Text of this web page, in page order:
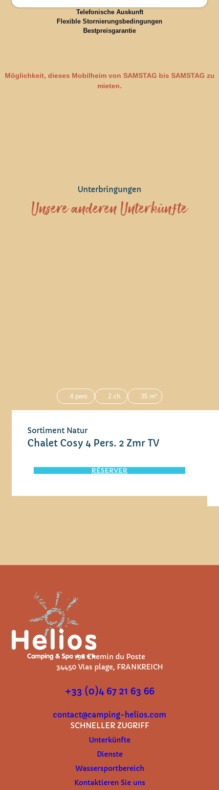
Telefonische Auskunft
Flexible Stornierungsbedingungen
Bestpreisgarantie
Möglichkeit, dieses Mobilheim von SAMSTAG bis SAMSTAG zu
mieten.
Unterbringungen
Unsere anderen Unterkünfte
4 pers. 2 ch. 35 m²
Sortiment Natur
Chalet Cosy 4 Pers. 2 Zmr TV
RÉSERVER
196 Chemin du Poste
34450 Vias plage, FRANKREICH
+33 (0)4 67 21 63 66
contact@camping-helios.com
SCHNELLER ZUGRIFF
Unterkünfte
Dienste
Wassersportbereich
Kontaktieren Sie uns